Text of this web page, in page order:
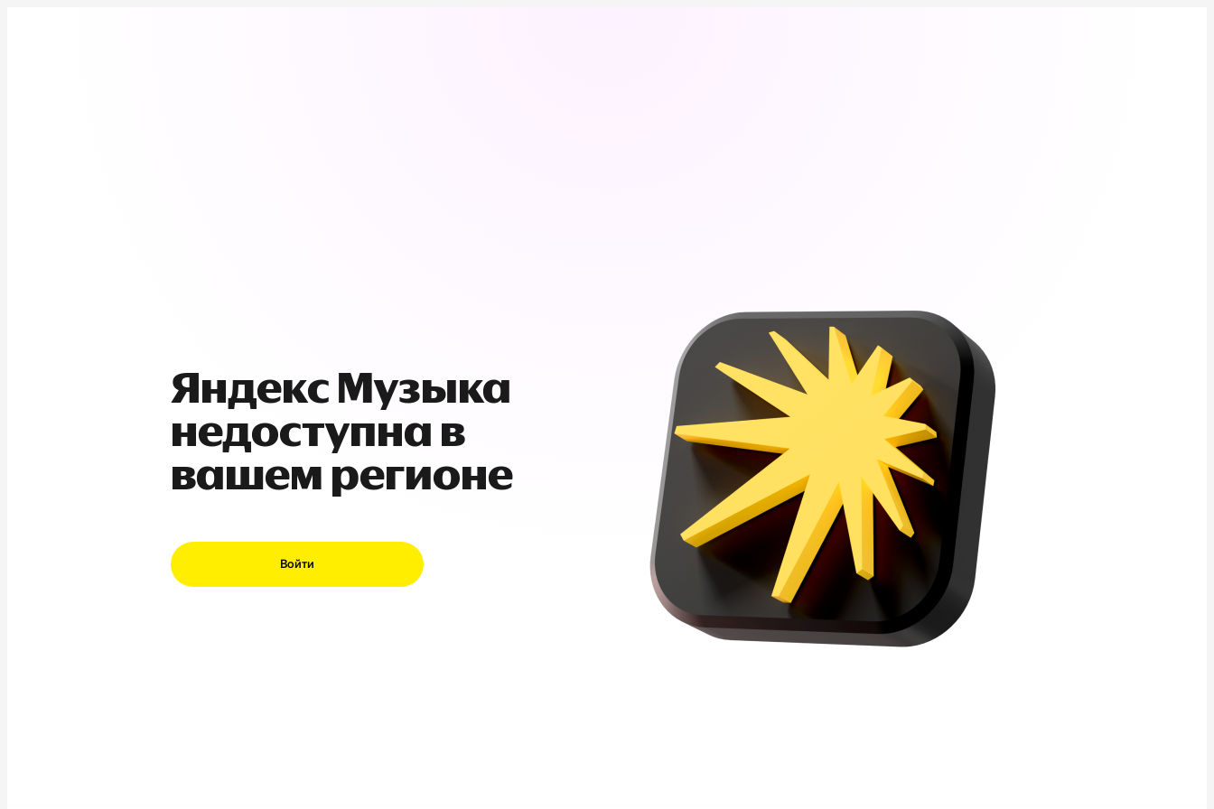
Яндекс Музыка
недоступна в
вашем регионе
Войти